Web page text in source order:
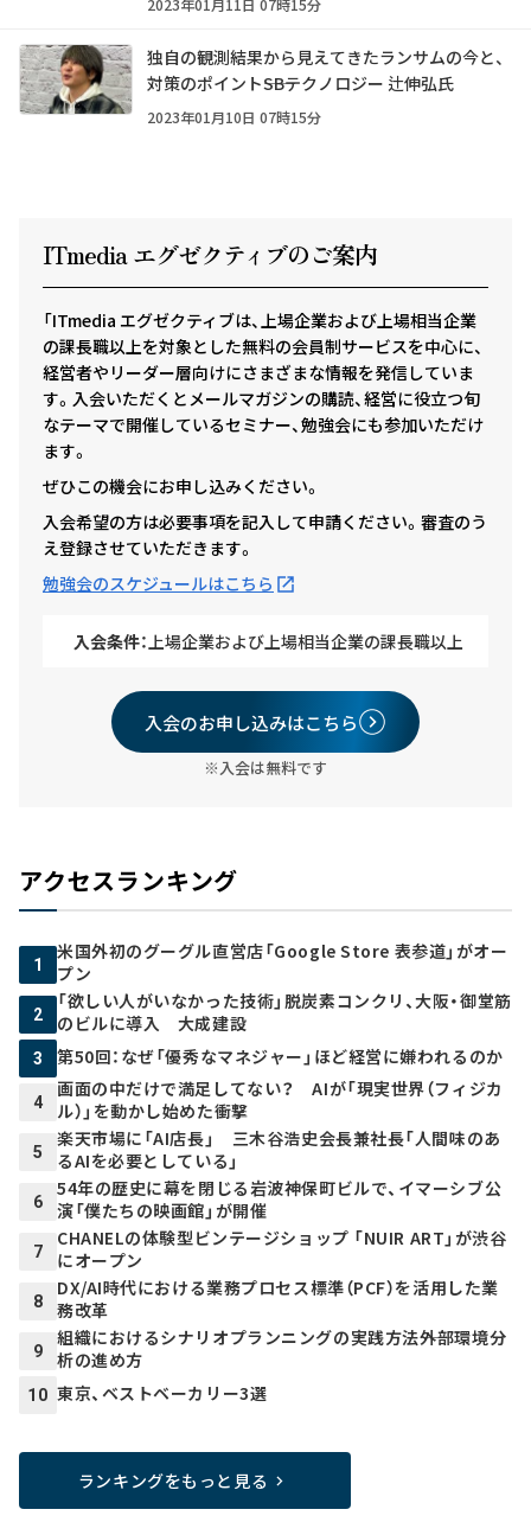
2023年01月11日 07時15分
独自の観測結果から見えてきたランサムの今と、
対策のポイント――SBテクノロジー 辻伸弘氏
2023年01月10日 07時15分
ITmedia エグゼクティ ブのご案内
「ITmedia エグゼクティブは、上場企業および上場相当企業
の課長職以上を対象とした無料の会員制サービスを中心に、
経営者やリーダー層向けにさまざまな情報を発信していま
す。入会いただくとメールマガジンの購読、経営に役立つ旬
なテーマで開催しているセミナー、勉強会にも参加いただけ
ます。
ぜひこの機会にお申し込みください。
入会希望の方は必要事項を記入して申請ください。審査のう
え登録させていただきます。
勉強会のスケジュールはこちら
入会条件：上場企業および上場相当企業の課長職以上
入会のお申し込みはこちら
※入会は無料です
アクセスランキング
1
米国外初のグーグル直営店「Google Store 表参道」がオー
プン
2
「欲しい人がいなかった技術」脱炭素コンクリ、大阪・御堂筋
のビルに導入 大成建設
3 第50回：なぜ「優秀なマネジャー」ほど経営に嫌われるのか
4
画面の中だけで満足してない？ AIが「現実世界（フィジカ
ル）」を動かし始めた衝撃
5
楽天市場に「AI店長」 三木谷浩史会長兼社長「人間味のあ
るAIを必要としている」
6
54年の歴史に幕を閉じる岩波神保町ビルで、イマーシブ公
演「僕たちの映画館」が開催
7
CHANELの体験型ビンテージショップ 「NUIR ART」が渋谷
にオープン
8
DX/AI時代における業務プロセス標準（PCF）を活用した業
務改革
9
組織におけるシナリオプランニングの実践方法――外部環境分
析の進め方
10 東京、ベストベーカリー3選
ランキングをもっと見る